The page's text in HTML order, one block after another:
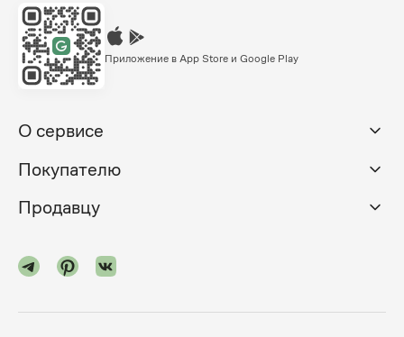
Приложение в App Store и Google Play
О сервисе
Покупателю
Продавцу